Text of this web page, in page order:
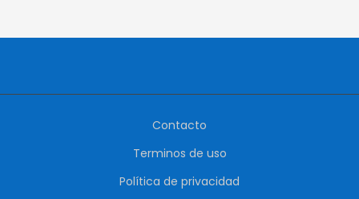
Contacto
Terminos de uso
Política de privacidad